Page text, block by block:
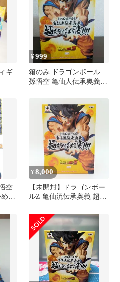
ギ
¥999
箱のみ ドラゴンボール
孫悟空 亀仙人伝承奥義
空
は
¥8,000
【未開封】ドラゴンボー
ルZ 亀仙流伝承奥義 超か
ギュア バンプレスト プ
ライズ A-12-8